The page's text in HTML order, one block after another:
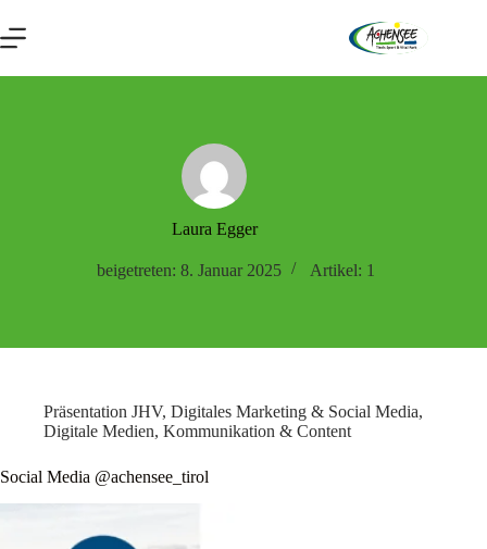
Inhalt
springen
Laura Egger
beigetreten: 8. Januar 2025 Artikel: 1
Präsentation JHV, Digitales Marketing & Social Media,
Digitale Medien, Kommunikation & Content
Social Media @achensee_tirol